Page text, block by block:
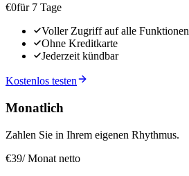
€0für 7 Tage
Voller Zugriff auf alle Funktionen
Ohne Kreditkarte
Jederzeit kündbar
Kostenlos testen
Monatlich
Zahlen Sie in Ihrem eigenen Rhythmus.
€39/ Monat netto